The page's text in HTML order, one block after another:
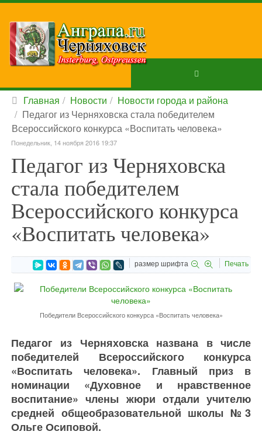
Главная Новости
Новости города и района
Педагог из Черняховска стала победителем
Всероссийского конкурса «Воспитать человека»
Понедельник, 14 ноября 2016 19:37
Педагог из Черняховска
стала победителем
Всероссийского конкурса
«Воспитать человека»
размер шрифта Печать
Победители Всероссийского конкурса «Воспитать человека»
Педагог из Черняховска названа в числе
победителей Всероссийского конкурса
«Воспитать человека». Главный приз в
номинации «Духовное и нравственное
воспитание» члены жюри отдали учителю
средней общеобразовательной школы №3
Ольге Осиповой.